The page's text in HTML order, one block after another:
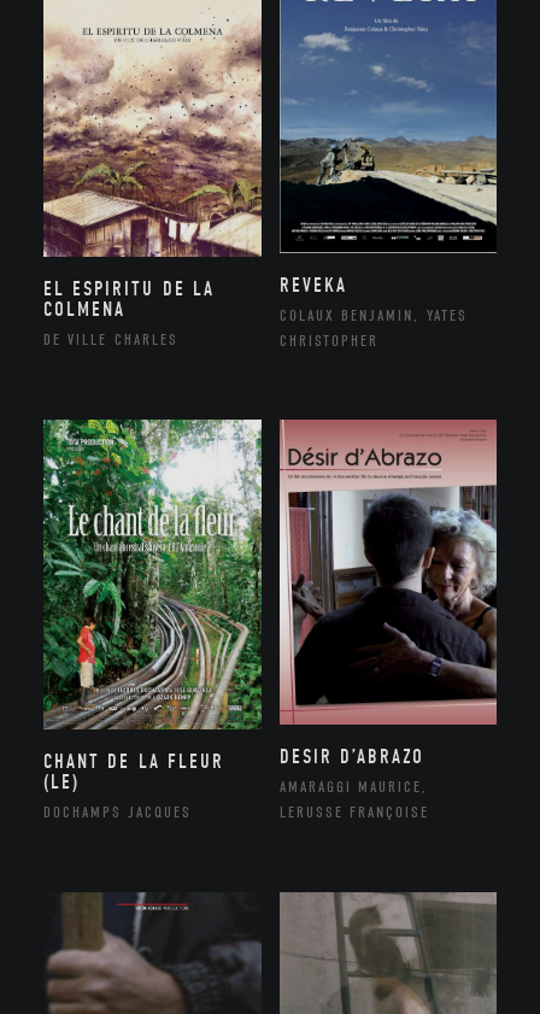
EL ESPIRITU DE LA
COLMENA
DE VILLE CHARLES
REVEKA
COLAUX BENJAMIN, YATES
CHRISTOPHER
CHANT DE LA FLEUR
(LE)
DOCHAMPS JACQUES
DESIR D’ABRAZO
AMARAGGI MAURICE,
LERUSSE FRANÇOISE